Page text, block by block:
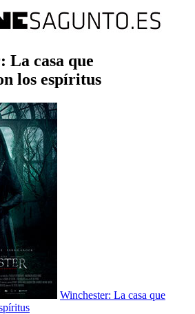
La casa que
los espíritus
Winchester: La casa que